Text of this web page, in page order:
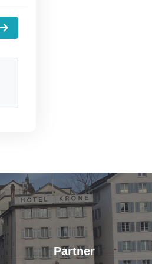
Partner